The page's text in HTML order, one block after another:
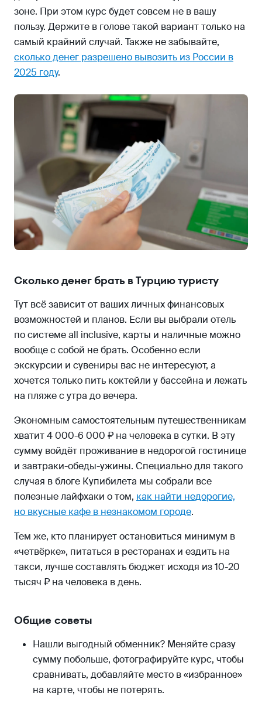
зоне. При этом курс будет совсем не в вашу
пользу. Держите в голове такой вариант только на
самый крайний случай. Также не забывайте,
сколько денег разрешено вывозить из России в
2025 году.
Сколько денег брать в Турцию туристу
Тут всё зависит от ваших личных финансовых
возможностей и планов. Если вы выбрали отель
по системе all inclusive, карты и наличные можно
вообще с собой не брать. Особенно если
экскурсии и сувениры вас не интересуют, а
хочется только пить коктейли у бассейна и лежать
на пляже с утра до вечера.
Экономным самостоятельным путешественникам
хватит 4 000-6 000 ₽ на человека в сутки. В эту
сумму войдёт проживание в недорогой гостинице
и завтраки-обеды-ужины. Специально для такого
случая в блоге Купибилета мы собрали все
полезные лайфхаки о том, как найти недорогие,
но вкусные кафе в незнакомом городе.
Тем же, кто планирует остановиться минимум в
«четвёрке», питаться в ресторанах и ездить на
такси, лучше составлять бюджет исходя из 10-20
тысяч ₽ на человека в день.
Общие советы
Нашли выгодный обменник? Меняйте сразу
сумму побольше, фотографируйте курс, чтобы
сравнивать, добавляйте место в «избранное»
на карте, чтобы не потерять.